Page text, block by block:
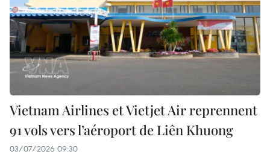
Vietnam Airlines et Vietjet Air reprennent
91 vols vers l’aéroport de Liên Khuong
03/07/2026 09:30